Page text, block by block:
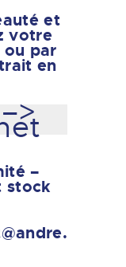
et
votre
ou par
en
–
stock